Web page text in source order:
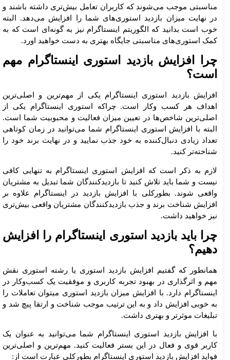
مناسبتی موجب می‌شوند که کاربران تعامل بیش‌تری داشته باشند و
در نهایت میزان بازدید استوری‌های شما را افزایش می‌دهد. البته
خوب است بدانید که الگوریتم اینستاگرام نیز به گونه‌ای است که به
کمک استوری‌های مناسبتی جایگاه بهتری به دست خواهید اورد.
چرا افزایش بازدید استوری اینستاگرام مهم
است؟
افزایش بازدید استوری اینستاگرام یکی از مهم‌ترین و اصلی‌ترین
اهداف هر کسب وکار است. چراکه استوری اینستاگرام یکی از
اصلی‌ترین شاخص‌ها در تعیین میزان فعالیت و محبوبیت شما است.
البته با افزایش استوری اینستاگرام شما می‌توانید در زمان کوتاهی
تعداد زیادی دنبال‌کننده به خود جذب نمایید و در نهایت برند خود را
شناخته‌تر کنید.
لازم به ذکر است که افزایش استوری اینستاگرام به تنهایی کافی
نیست و شما باید تلاش کنید تا بازدیدکنندگان شما تبدیل به مشتریان
واقعی شوند. بطورکلی با افزایش بازدید در اینستاگرام علاوه بر
افزایش شناخت برند و جذب بازدیدکنندگان مشتریان واقعی بیش‌تری
نیز خواهید داشت.
چرا باید بازدید استوری اینستاگرام را افزایش
دهیم؟
همانطور که گفتیم افزایش بازدید استوری یا رشته استوری نقش
مهم و اثرگذاری در بهبود تجربه کاربری و موفقیت یک کسب‌‌وکار در
اینستاگرام دارد. با افزایش میزان بازدید استوری میتوان تعاملات را
به خوبی افزایش داد و به این ترتیب موجب شناخت و ارتقا پیچ شد و
تبلیغات موثرتر و بهتری داشت.
با افزایش بازدید استوری اینستاگرام شما می‌توانید به عنوان یک
کاربر قوی و فعال در این بستر فعالیت کنید. مهم‌ترین و اصلی‌ترین
فواید افزایش بازدید استوری اینستاگرام بطورکلی عبارت است از: